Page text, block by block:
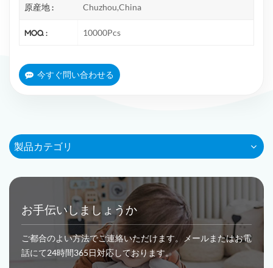
原産地 : Chuzhou,China
MOQ : 10000Pcs
今すぐ問い合わせる
製品カテゴリ
お手伝いしましょうか
ご都合のよい方法でご連絡いただけます。メールまたはお電
話にて24時間365日対応しております。